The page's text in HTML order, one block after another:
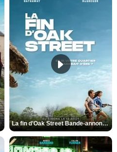
La fin d’Oak Street Bande-annonce VO STFR